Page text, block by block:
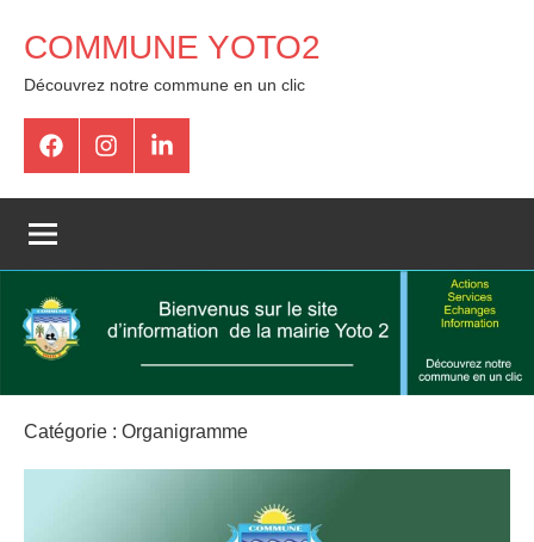
COMMUNE YOTO2
Découvrez notre commune en un clic
Catégorie : Organigramme